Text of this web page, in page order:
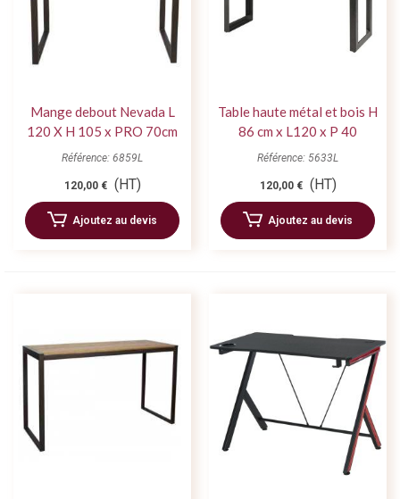
Mange debout Nevada L
120 X H 105 x PRO 70cm
Référence: 6859L
120,00 € (HT)
Ajoutez au devis
Table haute métal et bois H
86 cm x L120 x P 40
Référence: 5633L
120,00 € (HT)
Ajoutez au devis